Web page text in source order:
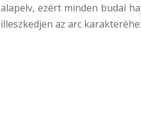
alapelv, ezért minden budai
illeszkedjen az arc